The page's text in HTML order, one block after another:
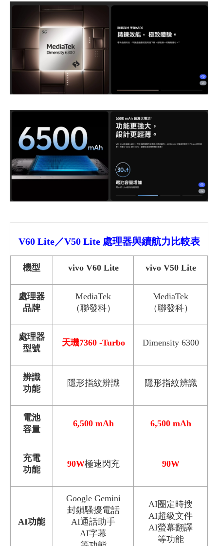
V60 Lite／V50 Lite處理器與續航力比較表
機型 vivo V60 Lite vivo V50 Lite
處理器
品牌
MediaTek
（聯發科）
MediaTek
（聯發科）
處理器
型號
天璣7360 -Turbo Dimensity 6300
辨識
功能
隱形指紋辨識 隱形指紋辨識
電池
容量
6,500 mAh 6,500 mAh
充電
功能
90W極速閃充 90W
AI功能
Google Gemini
封鎖騷擾電話
AI通話助手
AI字幕
AI圈定時搜
AI超級文件
AI螢幕翻譯
等功能